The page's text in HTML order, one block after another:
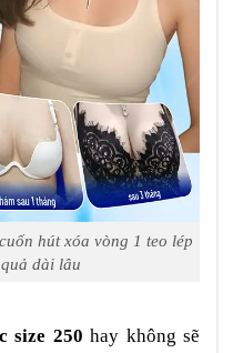
hút xóa vòng 1 teo lép
dài lâu
size 250 hay không sẽ